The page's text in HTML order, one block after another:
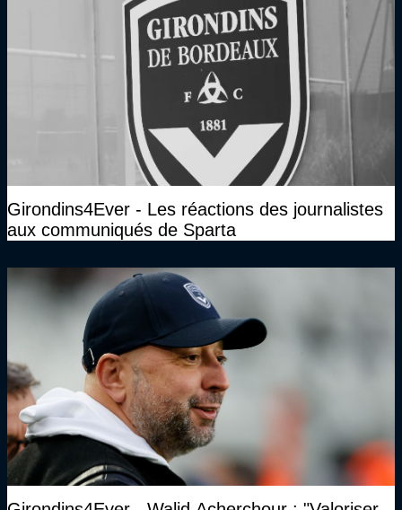
Girondins4Ever - Les réactions des journalistes
aux communiqués de Sparta